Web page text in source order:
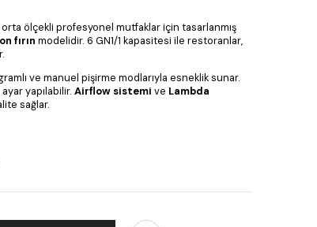
orta ölçekli profesyonel mutfaklar için tasarlanmış
fırın modelidir. 6 GN1/1 kapasitesi ile restoranlar,
ve manuel pişirme modlarıyla esneklik sunar.
yapılabilir. Airflow sistemi ve Lambda
sağlar.